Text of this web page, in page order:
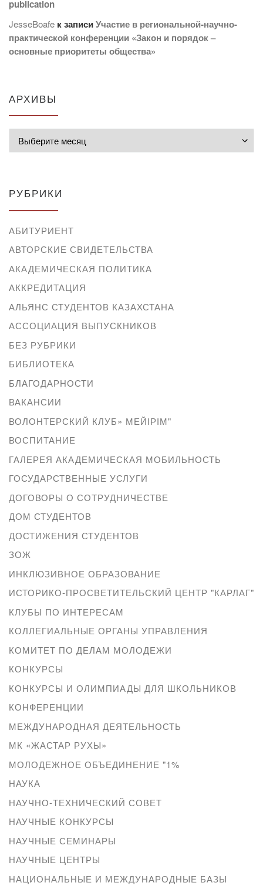
publication
JesseBoafe к записиУчастие в региональной-научно-
практической конференции «Закон и порядок –
основные приоритеты общества»
АРХИВЫ
РУБРИКИ
АБИТУРИЕНТ
АВТОРСКИЕ СВИДЕТЕЛЬСТВА
АКАДЕМИЧЕСКАЯ ПОЛИТИКА
АККРЕДИТАЦИЯ
АЛЬЯНС СТУДЕНТОВ КАЗАХСТАНА
АССОЦИАЦИЯ ВЫПУСКНИКОВ
БЕЗ РУБРИКИ
БИБЛИОТЕКА
БЛАГОДАРНОСТИ
ВАКАНСИИ
ВОЛОНТЕРСКИЙ КЛУБ» МЕЙІРІМ"
ВОСПИТАНИЕ
ГАЛЕРЕЯ АКАДЕМИЧЕСКАЯ МОБИЛЬНОСТЬ
ГОСУДАРСТВЕННЫЕ УСЛУГИ
ДОГОВОРЫ О СОТРУДНИЧЕСТВЕ
ДОМ СТУДЕНТОВ
ДОСТИЖЕНИЯ СТУДЕНТОВ
ЗОЖ
ИНКЛЮЗИВНОЕ ОБРАЗОВАНИЕ
ИСТОРИКО-ПРОСВЕТИТЕЛЬСКИЙ ЦЕНТР "КАРЛАГ"
КЛУБЫ ПО ИНТЕРЕСАМ
КОЛЛЕГИАЛЬНЫЕ ОРГАНЫ УПРАВЛЕНИЯ
КОМИТЕТ ПО ДЕЛАМ МОЛОДЕЖИ
КОНКУРСЫ
КОНКУРСЫ И ОЛИМПИАДЫ ДЛЯ ШКОЛЬНИКОВ
КОНФЕРЕНЦИИ
МЕЖДУНАРОДНАЯ ДЕЯТЕЛЬНОСТЬ
МК «ЖАСТАР РУХЫ»
МОЛОДЕЖНОЕ ОБЪЕДИНЕНИЕ "1%
НАУКА
НАУЧНО-ТЕХНИЧЕСКИЙ СОВЕТ
НАУЧНЫЕ КОНКУРСЫ
НАУЧНЫЕ СЕМИНАРЫ
НАУЧНЫЕ ЦЕНТРЫ
НАЦИОНАЛЬНЫЕ И МЕЖДУНАРОДНЫЕ БАЗЫ